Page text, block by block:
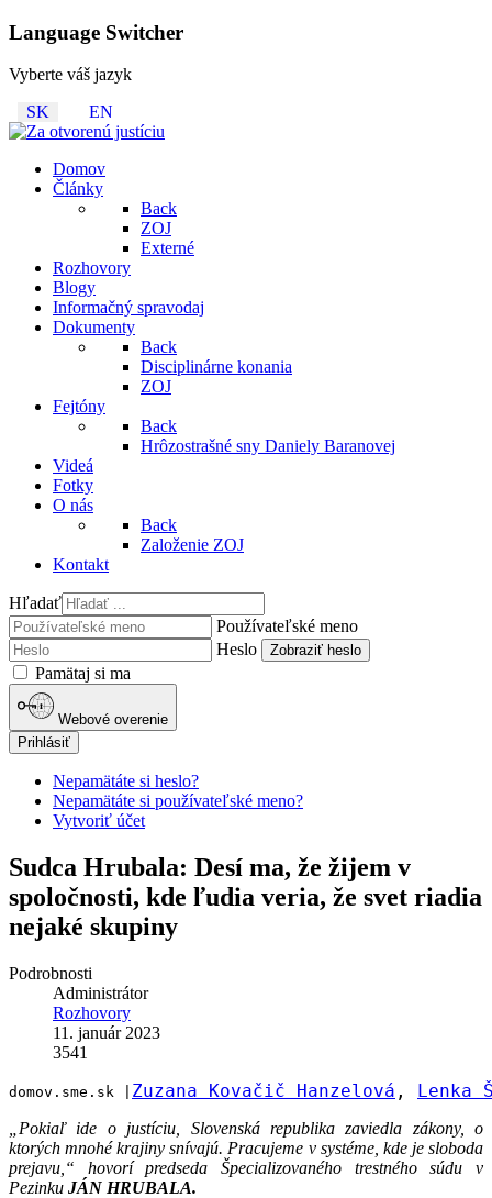
Language Switcher
Vyberte váš jazyk
SK
EN
Domov
Články
Back
ZOJ
Externé
Rozhovory
Blogy
Informačný spravodaj
Dokumenty
Back
Disciplinárne konania
ZOJ
Fejtóny
Back
Hrôzostrašné sny Daniely Baranovej
Videá
Fotky
O nás
Back
Založenie ZOJ
Kontakt
Hľadať
Používateľské meno
Heslo
Zobraziť heslo
Pamätaj si ma
Webové overenie
Prihlásiť
Nepamätáte si heslo?
Nepamätáte si používateľské meno?
Vytvoriť účet
Sudca Hrubala: Desí ma, že žijem v
spoločnosti, kde ľudia veria, že svet riadia
nejaké skupiny
Podrobnosti
Administrátor
Rozhovory
11. január 2023
3541
domov.sme.sk | Zuzana Kovačič Hanzelová , Lenka
„Pokiaľ ide o justíciu, Slovenská republika zaviedla zákony, o
ktorých mnohé krajiny snívajú. Pracujeme v systéme, kde je sloboda
prejavu,“ hovorí predseda Špecializovaného trestného súdu v
Pezinku JÁN HRUBALA.